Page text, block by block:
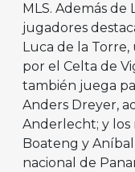
MLS. Además
jugadores
Luca de la
por el Celta de
también juega
Anders Dreyer,
Anderlecht; y los
Boateng y
nacional de